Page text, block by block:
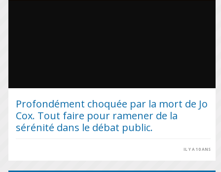
Profondément choquée par la mort de Jo
Cox. Tout faire pour ramener de la
sérénité dans le débat public.
IL Y A 10 ANS